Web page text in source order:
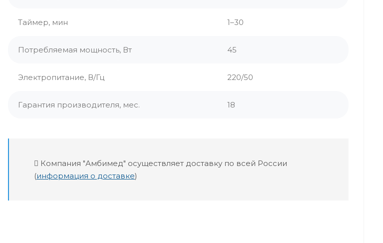
Таймер, мин 1–30
Потребляемая мощность, Вт 45
Электропитание, В/Гц 220/50
Гарантия производителя, мес. 18
Компания "Амбимед" осуществляет доставку по всей России
(информация о доставке)